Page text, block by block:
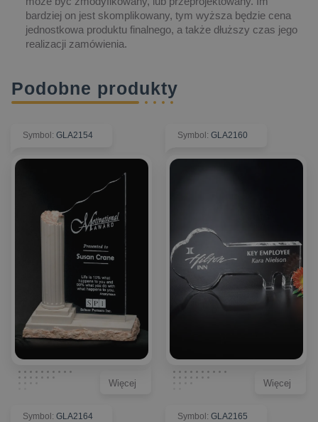
bardziej on jest skomplikowany, tym wyższa będzie cena
jednostkowa produktu finalnego, a także dłuższy czas jego
realizacji zamówienia.
Podobne produkty
Symbol: GLA2154
Więcej
Symbol: GLA2160
Więcej
Symbol: GLA2164 Symbol: GLA2165